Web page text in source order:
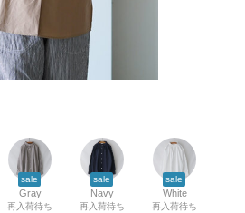
sale
Gray
再入荷待ち
sale
Navy
再入荷待ち
sale
White
再入荷待ち